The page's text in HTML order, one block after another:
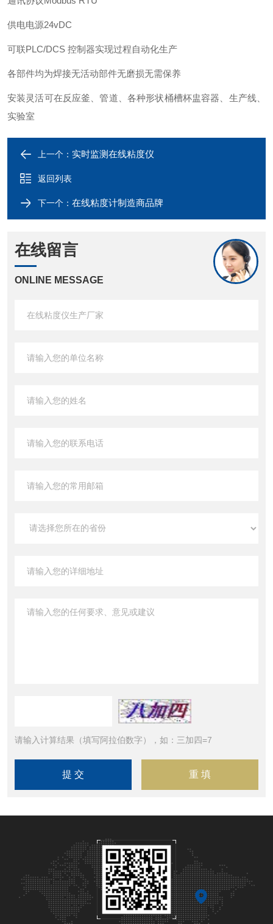
供电电源24vDC
可联PLC/DCS 控制器实现过程自动化生产
各部件均为焊接无活动部件无磨损无需保养
安装灵活可在反应釜、管道、各种形状桶槽杯盅容器、生产线、
实验室
上一个： 实时监测在线粘度仪
返回列表
下一个： 在线粘度计制造商品牌
在线留言
ONLINE MESSAGE
请输入计算结果（填写阿拉伯数字），如：三加四=7